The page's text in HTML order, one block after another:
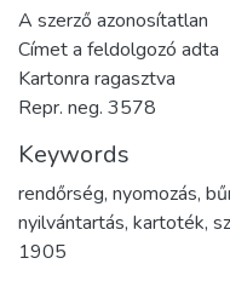
A szerző azonosítatlan
Címet a feldolgozó adta
Kartonra ragasztva
Repr. neg. 3578
Keywords
rendőrség, nyomozás,
nyilvántartás, kartoték,
1905